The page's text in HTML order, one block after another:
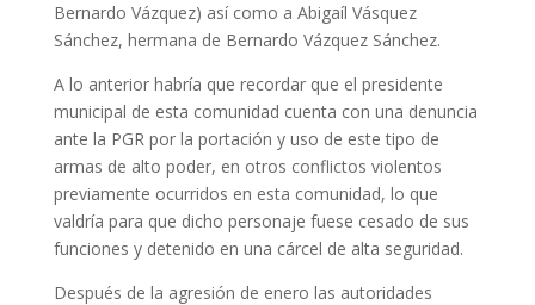
Bernardo Vázquez) así como a Abigaíl Vásquez
Sánchez, hermana de Bernardo Vázquez Sánchez.
A lo anterior habría que recordar que el presidente
municipal de esta comunidad cuenta con una denuncia
ante la PGR por la portación y uso de este tipo de
armas de alto poder, en otros conflictos violentos
previamente ocurridos en esta comunidad, lo que
valdría para que dicho personaje fuese cesado de sus
funciones y detenido en una cárcel de alta seguridad.
Después de la agresión de enero las autoridades